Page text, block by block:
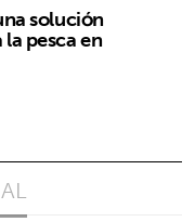
solución
pesca en